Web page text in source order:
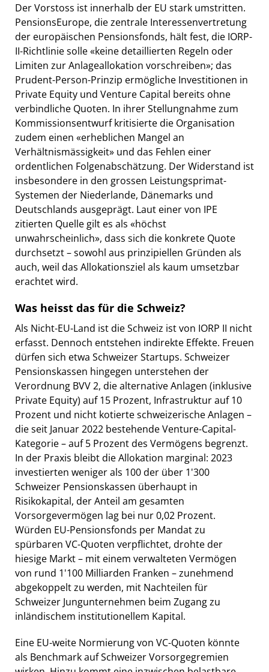
Der Vorstoss ist innerhalb der EU stark umstritten.
PensionsEurope, die zentrale Interessenvertretung
der europäischen Pensionsfonds, hält fest, die IORP-
II-Richtlinie solle «keine detaillierten Regeln oder
Limiten zur Anlageallokation vorschreiben»; das
Prudent-Person-Prinzip ermögliche Investitionen in
Private Equity und Venture Capital bereits ohne
verbindliche Quoten. In ihrer Stellungnahme zum
Kommissionsentwurf kritisierte die Organisation
zudem einen «erheblichen Mangel an
Verhältnismässigkeit» und das Fehlen einer
ordentlichen Folgenabschätzung. Der Widerstand ist
insbesondere in den grossen Leistungsprimat-
Systemen der Niederlande, Dänemarks und
Deutschlands ausgeprägt. Laut einer von IPE
zitierten Quelle gilt es als «höchst
unwahrscheinlich», dass sich die konkrete Quote
durchsetzt – sowohl aus prinzipiellen Gründen als
auch, weil das Allokationsziel als kaum umsetzbar
erachtet wird.
Was heisst das für die Schweiz?
Als Nicht-EU-Land ist die Schweiz ist von IORP II nicht
erfasst. Dennoch entstehen indirekte Effekte. Freuen
dürfen sich etwa Schweizer Startups. Schweizer
Pensionskassen hingegen unterstehen der
Verordnung BVV 2, die alternative Anlagen (inklusive
Private Equity) auf 15 Prozent, Infrastruktur auf 10
Prozent und nicht kotierte schweizerische Anlagen –
die seit Januar 2022 bestehende Venture-Capital-
Kategorie – auf 5 Prozent des Vermögens begrenzt.
In der Praxis bleibt die Allokation marginal: 2023
investierten weniger als 100 der über 1'300
Schweizer Pensionskassen überhaupt in
Risikokapital, der Anteil am gesamten
Vorsorgevermögen lag bei nur 0,02 Prozent.
Würden EU-Pensionsfonds per Mandat zu
spürbaren VC-Quoten verpflichtet, drohte der
hiesige Markt – mit einem verwalteten Vermögen
von rund 1'100 Milliarden Franken – zunehmend
abgekoppelt zu werden, mit Nachteilen für
Schweizer Jungunternehmen beim Zugang zu
inländischem institutionellem Kapital.
Eine EU-weite Normierung von VC-Quoten könnte
als Benchmark auf Schweizer Vorsorgegremien